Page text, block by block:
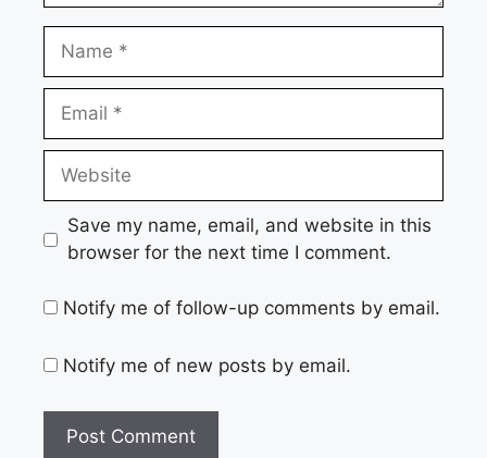
Name
Email
Website
Save my name, email, and website in this
browser for the next time I comment.
Notify me of follow-up comments by email.
Notify me of new posts by email.